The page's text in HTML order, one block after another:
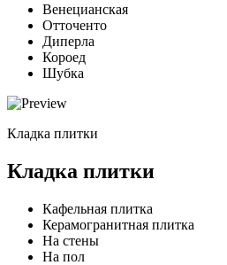
Венецианская
Отточенто
Диперла
Короед
Шубка
Кладка плитки
Кладка плитки
Кафельная плитка
Керамогранитная плитка
На стены
На пол